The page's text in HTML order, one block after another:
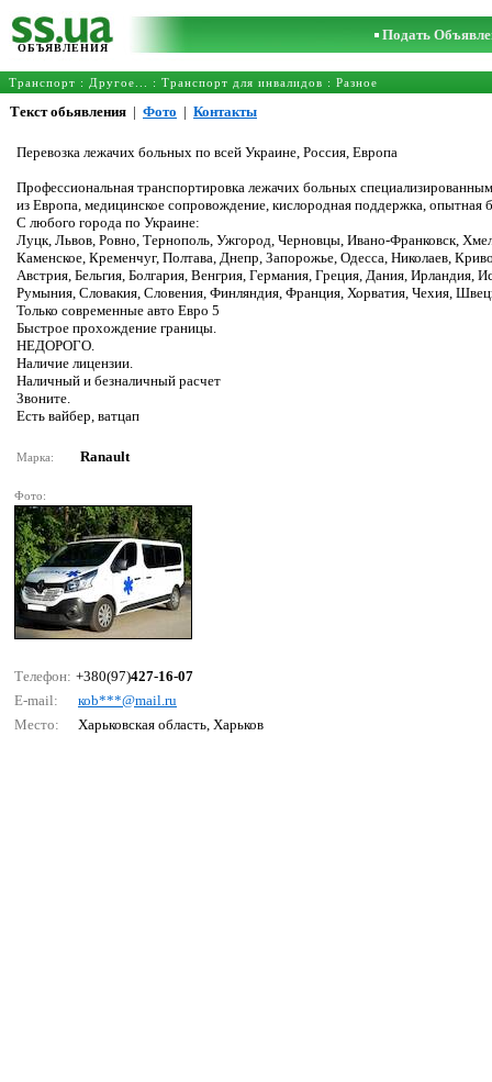
ОБЪЯВЛЕНИЯ
Подать
Транспорт : Другое... : Транспорт для инвалидов : Разное
Текст обьявления | Фото | Контакты
Перевозка лежачих больных по всей Украине, Россия, Европа
Профессиональная транспортировка лежачих больных
из Европа, медицинское сопровождение, кислородная поддержка,
С любого города по Украине:
Луцк, Львов, Ровно, Тернополь, Ужгород, Черновцы, Ивано-Франковск,
Каменское, Кременчуг, Полтава, Днепр, Запорожье, Одесса, Николаев,
Австрия, Бельгия, Болгария, Венгрия, Германия, Греция, Дания,
Румыния, Словакия, Словения, Финляндия, Франция, Хорватия, Чехия,
Только современные авто Евро 5
Быстрое прохождение границы.
НЕДОРОГО.
Наличие лицензии.
Наличный и безналичный расчет
Звоните.
Есть вайбер, ватцап
Марка: Ranault
Фото:
Телефон: +380(97)427-16-07
E-mail:
коb***@mаil.ru
Место:
Харьковская область, Харьков